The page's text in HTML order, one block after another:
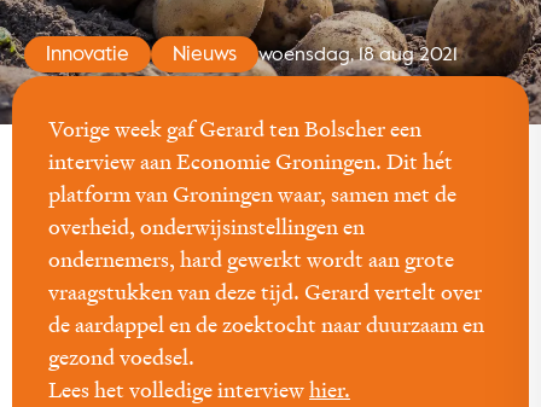
Innovatie Nieuws woensdag, 18 aug 2021
Vorige week gaf Gerard ten Bolscher een
interview aan Economie Groningen. Dit hét
platform van Groningen waar, samen met de
overheid, onderwijsinstellingen en
ondernemers, hard gewerkt wordt aan grote
vraagstukken van deze tijd. Gerard vertelt over
de aardappel en de zoektocht naar duurzaam en
gezond voedsel.
Lees het volledige interviewhier.